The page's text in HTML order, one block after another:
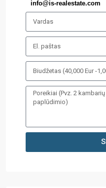
info@is-realestate.com